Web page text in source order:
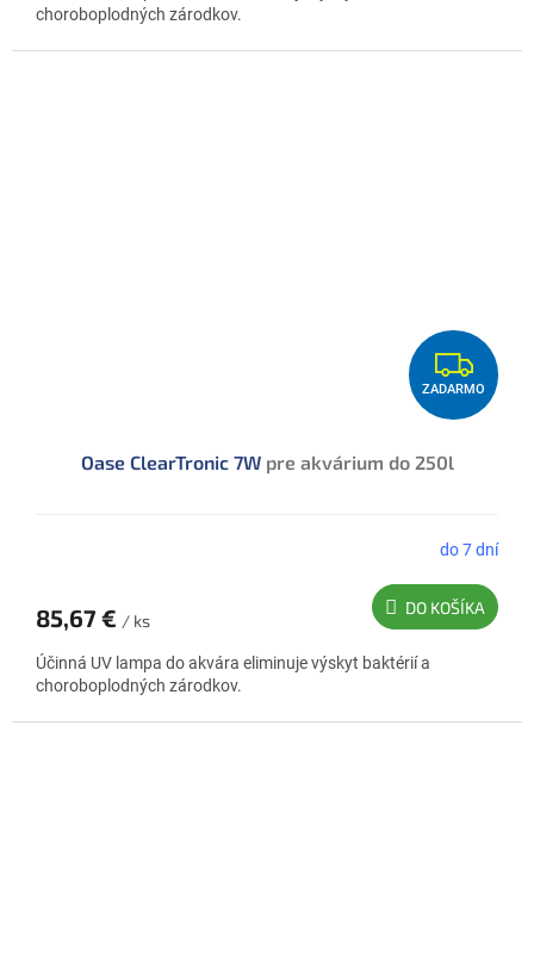
choroboplodných zárodkov.
Z
A
M
O
ZADARMO
Oase ClearTronic 7W pre akvárium do 250l
do 7 dní
85,67 € / ks
DO KOŠÍKA
Účinná UV lampa do akvára eliminuje výskyt baktérií a
choroboplodných zárodkov.